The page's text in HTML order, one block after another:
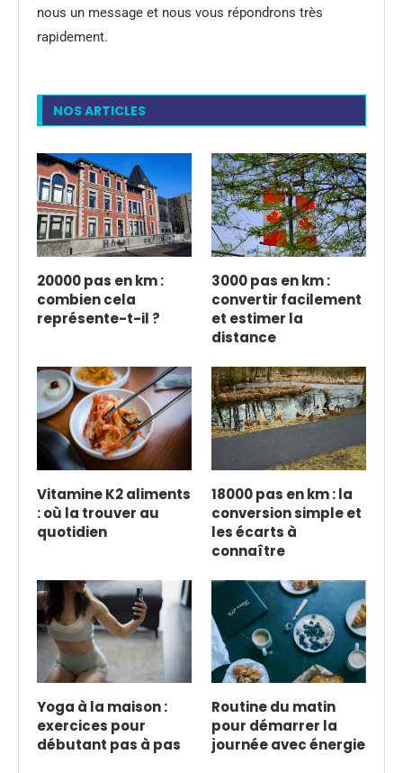
nous un message et nous vous répondrons très
rapidement.
NOS ARTICLES
20000 pas en km :
combien cela
représente-t-il ?
3000 pas en km :
convertir facilement
et estimer la
distance
Vitamine K2 aliments
: où la trouver au
quotidien
18000 pas en km : la
conversion simple et
les écarts à
connaître
Yoga à la maison :
exercices pour
débutant pas à pas
Routine du matin
pour démarrer la
journée avec énergie